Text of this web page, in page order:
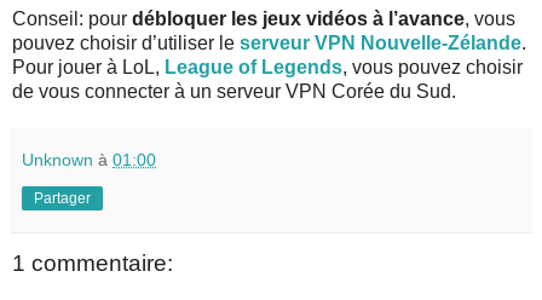
Conseil: pour débloquer les jeux vidéos à l’avance, vous
pouvez choisir d’utiliser le serveur VPN Nouvelle-Zélande.
Pour jouer à LoL, League of Legends, vous pouvez choisir
de vous connecter à un serveur VPN Corée du Sud.
Unknown à 01:00
Partager
1 commentaire: